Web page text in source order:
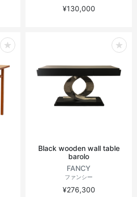
¥130,000
Black wooden wall table
barolo
FANCY
ファンシー
¥276,300